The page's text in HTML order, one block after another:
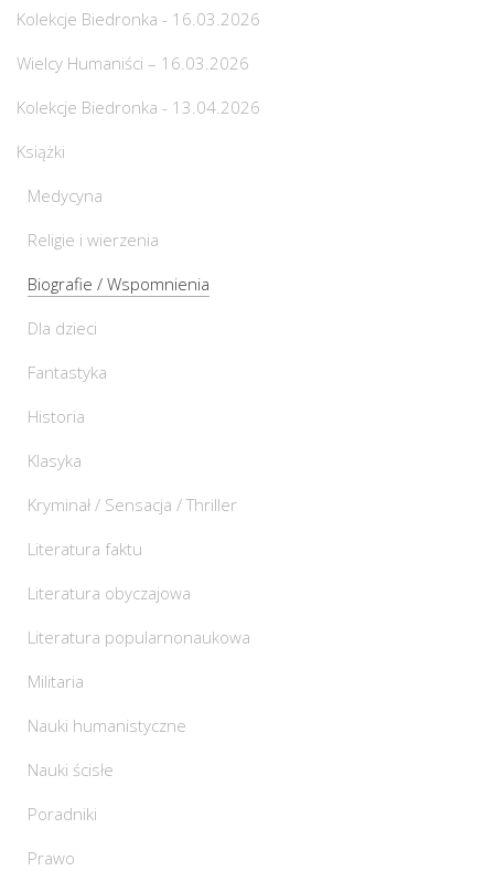
Kolekcje Biedronka - 16.03.2026
Wielcy Humaniści – 16.03.2026
Kolekcje Biedronka - 13.04.2026
Książki
Medycyna
Religie i wierzenia
Biografie / Wspomnienia
Dla dzieci
Fantastyka
Historia
Klasyka
Kryminał / Sensacja / Thriller
Literatura faktu
Literatura obyczajowa
Literatura popularnonaukowa
Militaria
Nauki humanistyczne
Nauki ścisłe
Poradniki
Prawo